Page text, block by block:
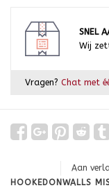
SNEL
Wij
Vragen? Chat met
Aan
HOOKEDONWALLS